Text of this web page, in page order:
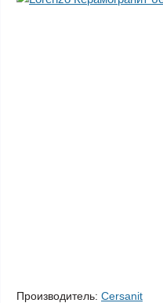
Производитель: Cersanit